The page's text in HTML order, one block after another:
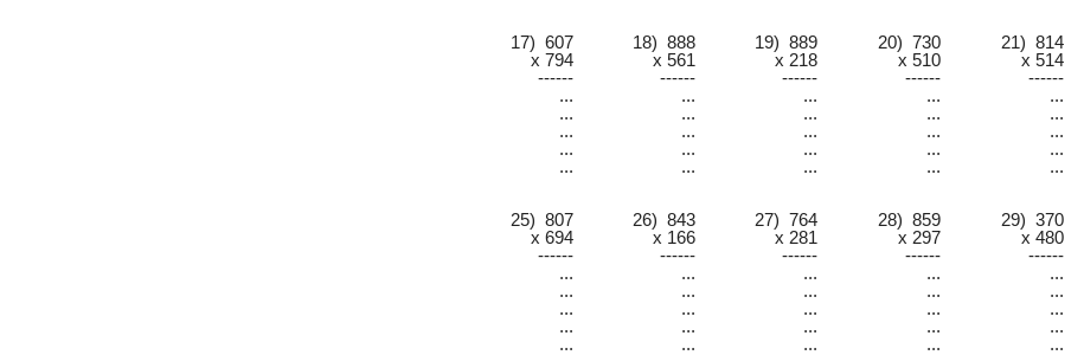
17) 607 18) 888 19) 889 20) 730 21) 814
x 794
x 561 x 218 x 510 x 514
------
------ ------ ------ ------
...
... ... ... ...
...
... ... ... ...
...
... ... ... ...
...
... ... ... ...
...
... ... ... ...
25) 807 26) 843 27) 764 28) 859 29) 370
x 694
x 166 x 281 x 297 x 480
------
------ ------ ------ ------
...
... ... ... ...
...
... ... ... ...
...
... ... ... ...
...
... ... ... ...
...
... ... ... ...